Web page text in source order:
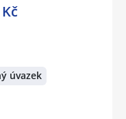
úvazek